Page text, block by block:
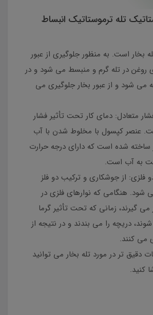
تله ترموستاتیک انبساط
بخار است. به منظور جلوگیری از عبور
روغن در تله گرم و منبسط می شود و در
می شود و از عبور بخار جلوگیری می
متعادل: دمای کار تحت تأثیر فشار
عنصر کپسول با مخلوط شدن با آب
ساخته شده است که دارای درجه حرارت
به آب است.
فلزی: از جوشکاری و ترکیب دو فلز
هنگامی که نوارهای فلزی در
گیرند، زمانی که تحت تأثیر گرما
دریچه را می بندند و در نتیجه از
می کنند.
دقیق تر در مورد تله بخار می توانید
کنید.